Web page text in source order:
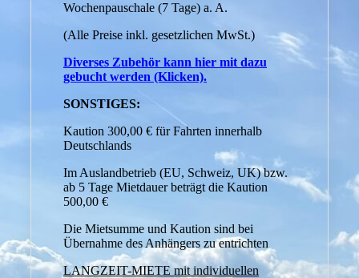
Wochenpauschale (7 Tage) a. A.
(Alle Preise inkl. gesetzlichen MwSt.)
Diverses Zubehör kann hier mit dazu
gebucht werden (Klicken).
SONSTIGES:
Kaution 300,00 € für Fahrten innerhalb
Deutschlands
Im Auslandbetrieb (EU, Schweiz, UK) bzw.
ab 5 Tage Mietdauer beträgt die Kaution
500,00 €
Die Mietsumme und Kaution sind bei
Übernahme des Anhängers zu entrichten
LANGZEIT-MIETE mit individuellen